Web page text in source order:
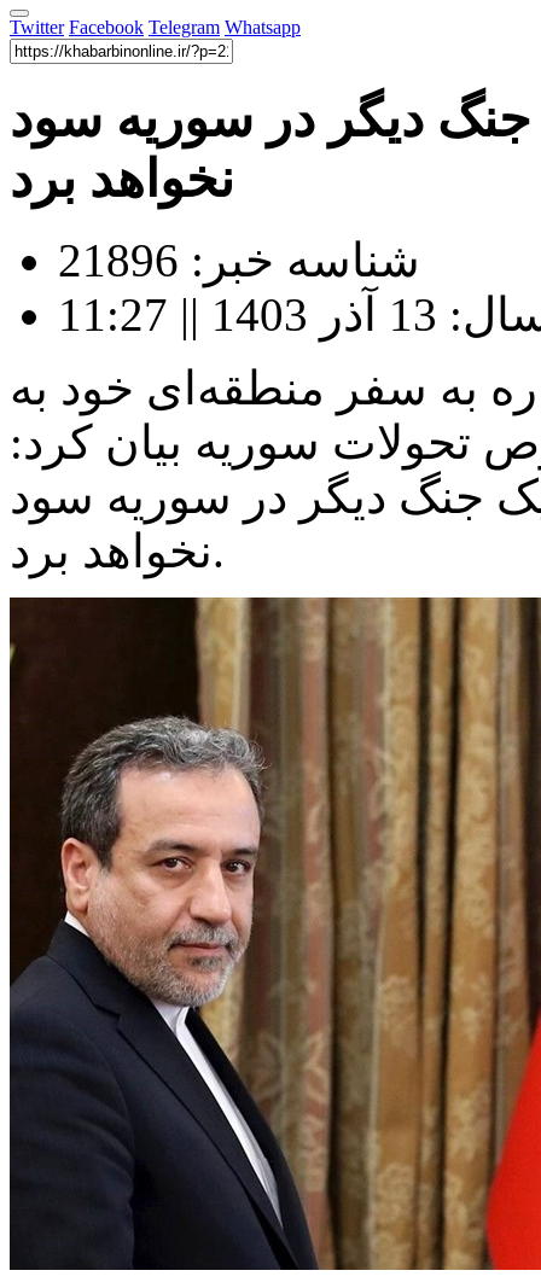
Twitter Facebook Telegram Whatsapp
دیگر در سوریه سود
نخواهد برد
شناسه خبر: 21896
|| 11:27
به سفر منطقه‌ای خود به
تحولات سوریه بیان کرد:
جنگ دیگر در سوریه سود
نخواهد برد.